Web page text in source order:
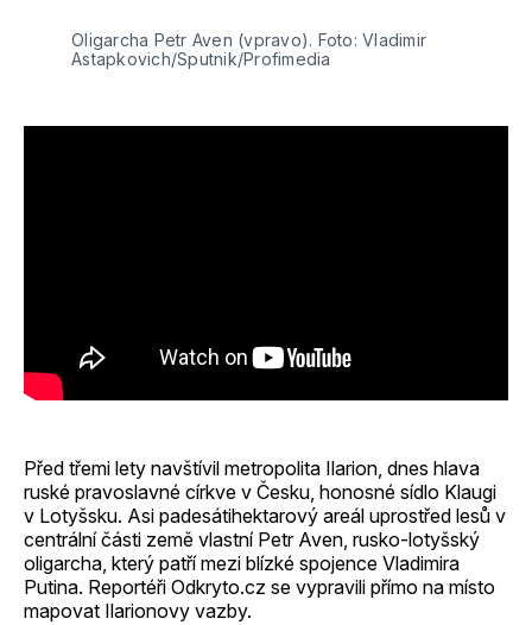
Oligarcha Petr Aven (vpravo). Foto: Vladimir
Astapkovich/Sputnik/Profimedia
Před třemi lety navštívil metropolita Ilarion, dnes hlava
ruské pravoslavné církve v Česku, honosné sídlo Klaugi
v Lotyšsku. Asi padesátihektarový areál uprostřed lesů v
centrální části země vlastní Petr Aven, rusko-lotyšský
oligarcha, který patří mezi blízké spojence Vladimira
Putina. Reportéři Odkryto.cz se vypravili přímo na místo
mapovat Ilarionovy vazby.